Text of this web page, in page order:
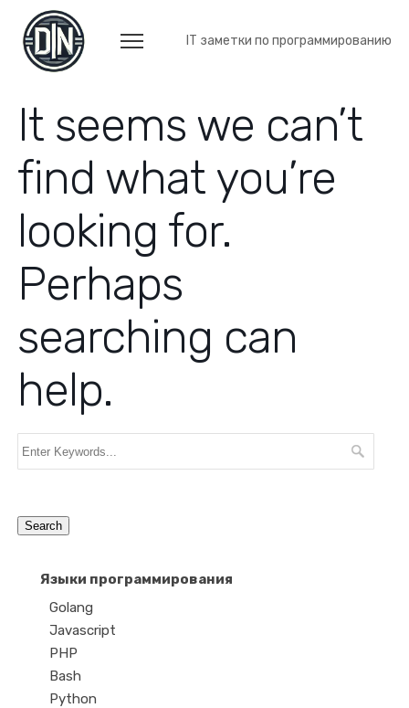
IT заметки по программированию
It seems we can’t
find what you’re
looking for.
Perhaps
searching can
help.
Языки программирования
Golang
Javascript
PHP
Bash
Python